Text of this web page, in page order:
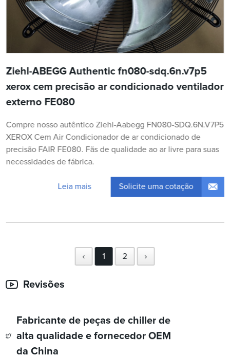
Ziehl-ABEGG Authentic fn080-sdq.6n.v7p5
xerox cem precisão ar condicionado ventilador
externo FE080
Compre nosso autêntico Ziehl-Aabegg FN080-SDQ.6N.V7P5
XEROX Cem Air Condicionador de ar condicionado de
precisão FAIR FE080. Fãs de qualidade ao ar livre para suas
necessidades de fábrica.
Leia mais Solicite uma cotação
‹ 1 2 ›
Revisões
Fabricante de peças de chiller de
alta qualidade e fornecedor OEM
da China